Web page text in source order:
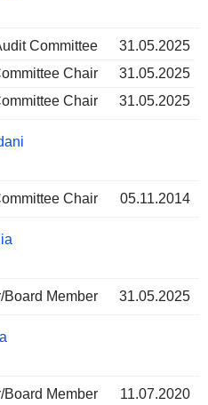
Committee
31.05.2025
Chair
31.05.2025
Chair
31.05.2025
Chair 05.11.2014
Board Member 31.05.2025
Board Member 11.07.2020